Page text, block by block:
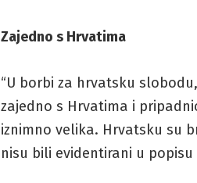
Zajedno s Hrvatima
“U borbi za hrvatsku
zajedno s Hrvatima i
iznimno velika. Hrvatsku su
nisu bili evidentirani u